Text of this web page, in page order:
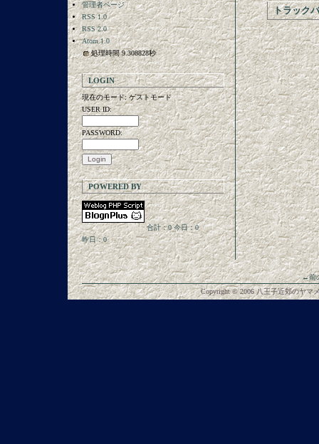
トラック
管理者ページ
RSS 1.0
RSS 2.0
Atom 1.0
処理時間 9.308828秒
LOGIN
現在のモード: ゲストモード
USER ID:
PASSWORD:
POWERED BY
合計：0 今日：0
昨日：0
←前
Copyright © 2006 八王子近郊のヤマ